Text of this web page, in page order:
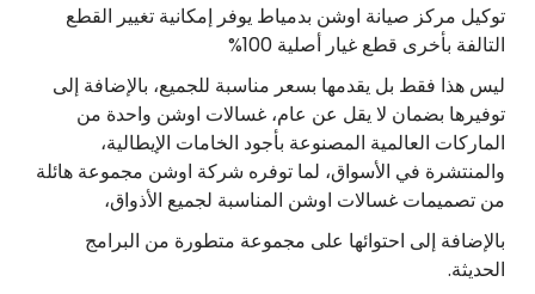
توكيل مركز صيانة اوشن بدمياط يوفر إمكانية تغيير القطع
التالفة بأخرى قطع غيار أصلية 100%
ليس هذا فقط بل يقدمها بسعر مناسبة للجميع، بالإضافة إلى
توفيرها بضمان لا يقل عن عام، غسالات اوشن واحدة من
الماركات العالمية المصنوعة بأجود الخامات الإيطالية،
والمنتشرة في الأسواق، لما توفره شركة اوشن مجموعة هائلة
من تصميمات غسالات اوشن المناسبة لجميع الأذواق،
بالإضافة إلى احتوائها على مجموعة متطورة من البرامج
الحديثة.